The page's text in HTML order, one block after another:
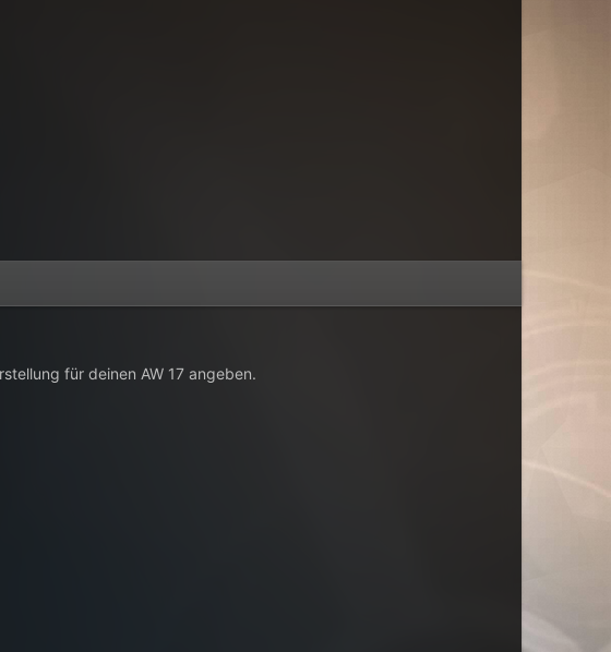
für deinen AW 17 angeben.